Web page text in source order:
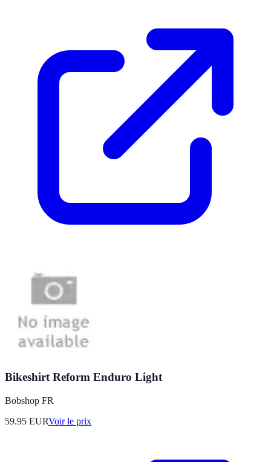
Bikeshirt Reform Enduro Light
Bobshop FR
59.95 EURVoir le prix